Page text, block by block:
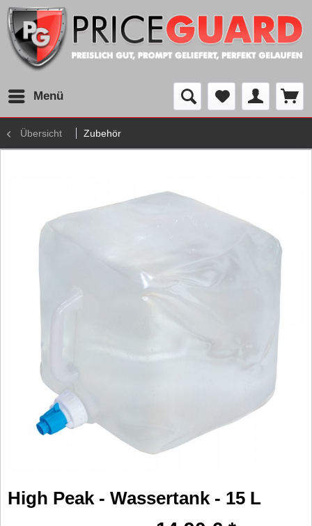
Menü
Übersicht Zubehör
High Peak - Wassertank - 15 L